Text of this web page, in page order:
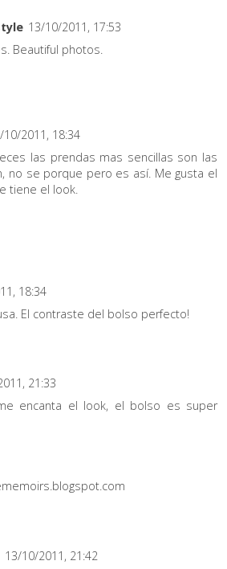
13/10/2011, 17:53
Beautiful photos.
10/2011, 18:34
las prendas mas sencillas son las
no se porque pero es así. Me gusta el
tiene el look.
18:34
El contraste del bolso perfecto!
21:33
encanta el look, el bolso es super
13/10/2011, 21:42